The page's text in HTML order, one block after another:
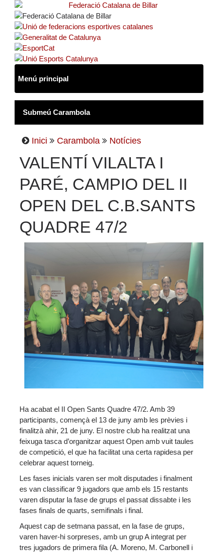
Inici Carambola Notícies
VALENTÍ VILALTA I
PARÉ, CAMPIO DEL II
OPEN DEL C.B.SANTS
QUADRE 47/2
Ha acabat el II Open Sants Quadre 47/2. Amb 39
participants, començà el 13 de juny amb les prèvies i
finalitzà ahir, 21 de juny. El nostre club ha realitzat una
feixuga tasca d’organitzar aquest Open amb vuit taules
de competició, el que ha facilitat una certa rapidesa per
celebrar aquest torneig.
Les fases inicials varen ser molt disputades i finalment
es van classificar 9 jugadors que amb els 15 restants
varen disputar la fase de grups el passat dissabte i les
fases finals de quarts, semifinals i final.
Aquest cap de setmana passat, en la fase de grups,
varen haver-hi sorpreses, amb un grup A integrat per
tres jugadors de primera fila (A. Moreno, M. Carbonell i